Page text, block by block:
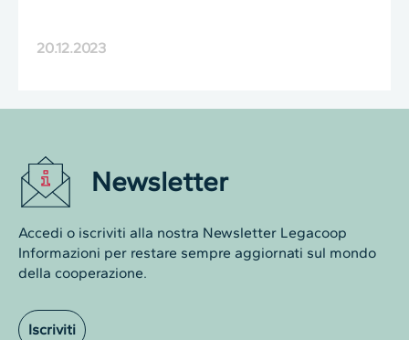
20.12.2023
Newsletter
Accedi o iscriviti alla nostra Newsletter Legacoop
Informazioni per restare sempre aggiornati sul mondo
della cooperazione.
Iscriviti